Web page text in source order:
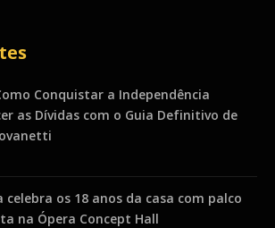
Conquistar a Independência
as Dívidas com o Guia Definitivo de
celebra os 18 anos da casa com palco
na Ópera Concept Hall